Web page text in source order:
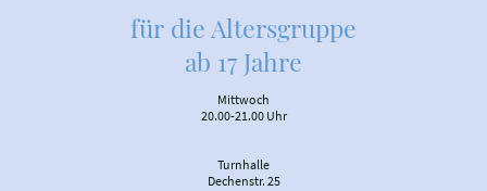
für die Altersgruppe
ab 17 Jahre
Mittwoch
20.00-21.00 Uhr
Turnhalle
Dechenstr. 25